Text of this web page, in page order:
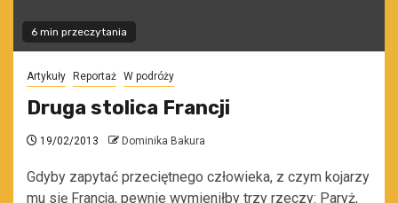
6 min przeczytania
Artykuły Reportaż W podróży
Druga stolica Francji
19/02/2013 Dominika Bakura
Gdyby zapytać przeciętnego człowieka, z czym kojarzy
mu się Francja, pewnie wymieniłby trzy rzeczy: Paryż,